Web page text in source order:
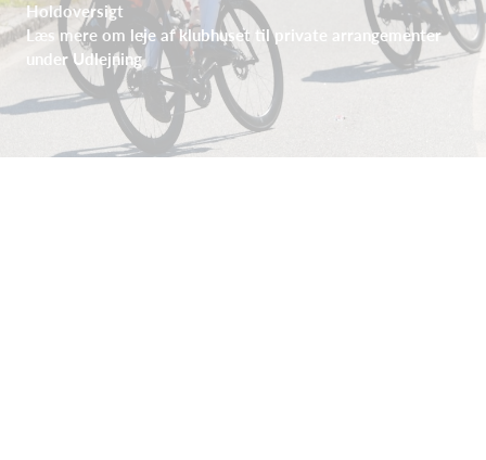
Holdoversigt
Læs mere om leje af klubhuset til private arrangementer
under Udlejning